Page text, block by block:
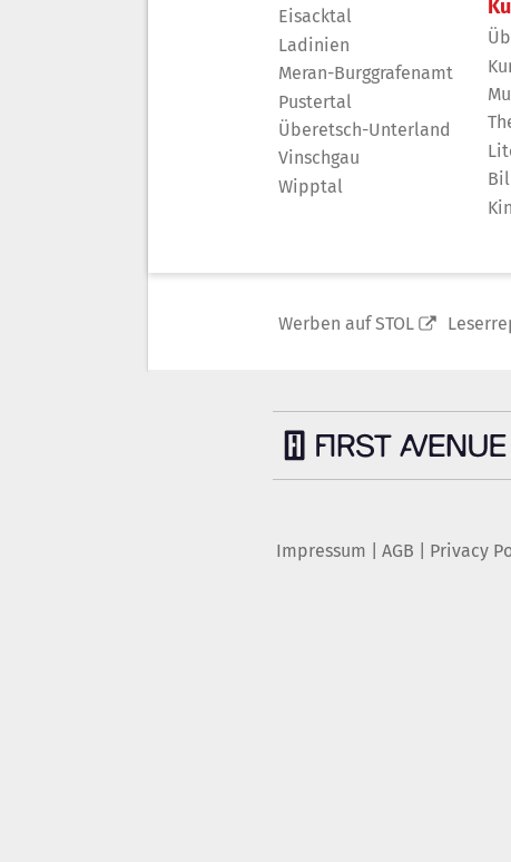
Eisacktal
Ladinien
Meran-Burggrafenamt
Pustertal
Überetsch-Unterland
Vinschgau
Wipptal
Werben auf STOL
Impressum AGB Privacy